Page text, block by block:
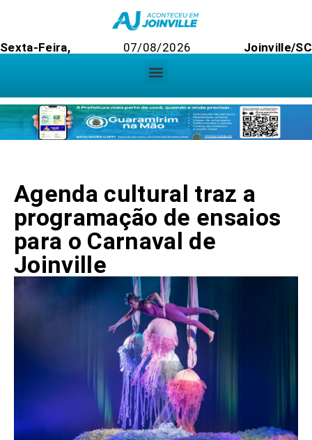
Sexta-Feira, 07/08/2026 Joinville/SC
Agenda cultural traz a
programação de ensaios
para o Carnaval de
Joinville